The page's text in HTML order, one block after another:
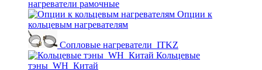
нагреватели рамочные
Опции к
кольцевым нагревателям
Cопловые нагреватели_ITKZ
Кольцевые
тэны_WH_Китай